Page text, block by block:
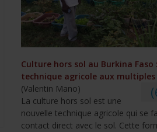
Culture hors sol au Burkina Faso
technique agricole aux
(Valentin Mano)
La culture hors sol est une
nouvelle technique agricole qui se
contact direct avec le sol. Cette